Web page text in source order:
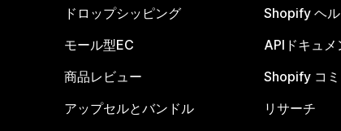
ドロップシッピング
モール型EC
商品レビュー
アップセルとバンドル
Shopify ヘ
APIドキュメ
Shopify コ
リサーチ